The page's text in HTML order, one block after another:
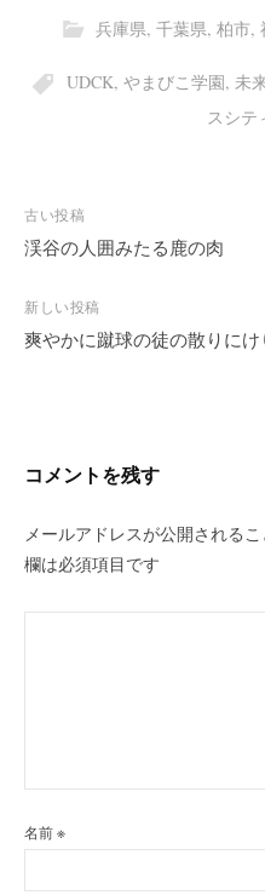
兵庫県, 千葉県, 柏市,
UDCK, やまびこ学園, 未
スシテ
投
稿
ビ
ゲ
ン
古い投稿
渓谷の人囲みたる鹿の肉
新しい投稿
爽やかに蹴球の徒の散りにけ
コメントを残す
メールアドレスが公開されるこ
欄は必須項目です
名前※